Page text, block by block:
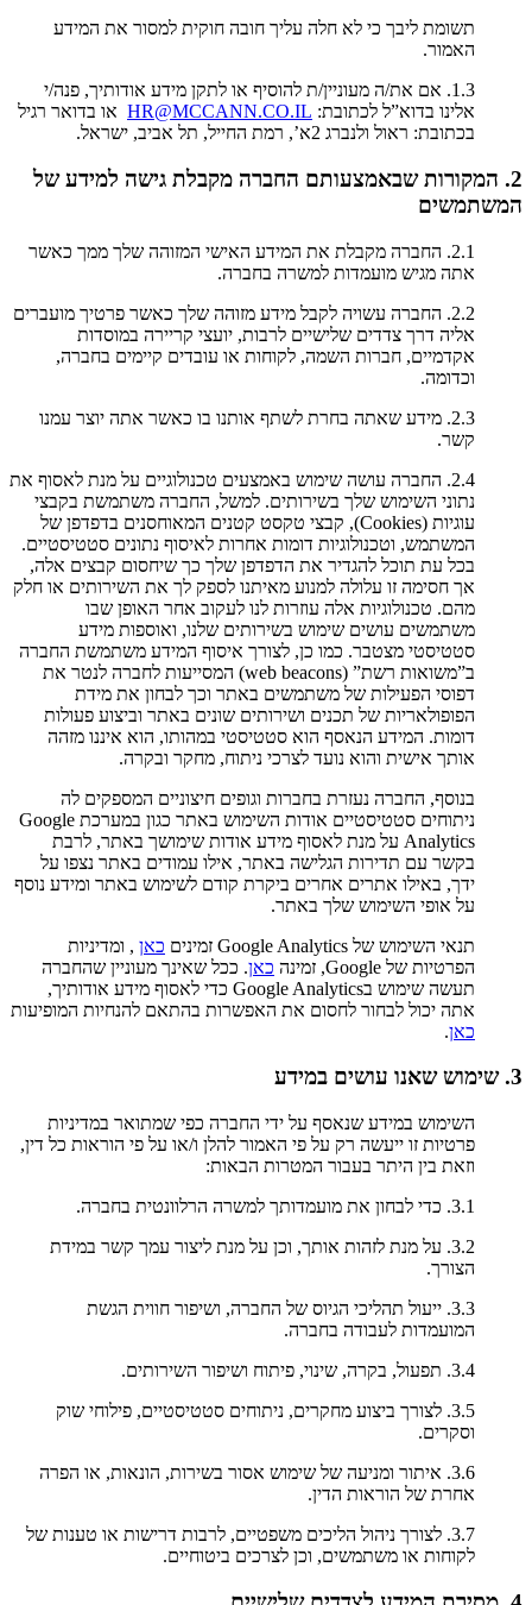
תשומת ליבך כי לא חלה עליך חובה חוקית למסור את המידע
האמור.
1.3. אם את/ה מעוניין/ת להוסיף או לתקן מידע אודותיך, פנה/י
אלינו בדוא”ל לכתובת: HR@MCCANN.CO.IL או בדואר רגיל
בכתובת: ראול ולנברג 2א’, רמת החייל, תל אביב, ישראל.
2. המקורות שבאמצעותם החברה מקבלת גישה למידע של
המשתמשים
2.1. החברה מקבלת את המידע האישי המזוהה שלך ממך כאשר
אתה מגיש מועמדות למשרה בחברה.
2.2. החברה עשויה לקבל מידע מזוהה שלך כאשר פרטיך מועברים
אליה דרך צדדים שלישיים לרבות, יועצי קריירה במוסדות
אקדמיים, חברות השמה, לקוחות או עובדים קיימים בחברה,
וכדומה.
2.3. מידע שאתה בחרת לשתף אותנו בו כאשר אתה יוצר עמנו
קשר.
2.4. החברה עושה שימוש באמצעים טכנולוגיים על מנת לאסוף את
נתוני השימוש שלך בשירותים. למשל, החברה משתמשת בקבצי
עוגיות (Cookies), קבצי טקסט קטנים המאוחסנים בדפדפן של
המשתמש, וטכנולוגיות דומות אחרות לאיסוף נתונים סטטיסטיים.
בכל עת תוכל להגדיר את הדפדפן שלך כך שיחסום קבצים אלה,
אך חסימה זו עלולה למנוע מאיתנו לספק לך את השירותים או חלק
מהם. טכנולוגיות אלה עוזרות לנו לעקוב אחר האופן שבו
משתמשים עושים שימוש בשירותים שלנו, ואוספות מידע
סטטיסטי מצטבר. כמו כן, לצורך איסוף המידע משתמשת החברה
ב”משואות רשת” (web beacons) המסייעות לחברה לנטר את
דפוסי הפעילות של משתמשים באתר וכך לבחון את מידת
הפופולאריות של תכנים ושירותים שונים באתר וביצוע פעולות
דומות. המידע הנאסף הוא סטטיסטי במהותו, הוא איננו מזהה
אותך אישית והוא נועד לצרכי ניתוח, מחקר ובקרה.
בנוסף, החברה נעזרת בחברות וגופים חיצוניים המספקים לה
ניתוחים סטטיסטיים אודות השימוש באתר כגון במערכת Google
Analytics על מנת לאסוף מידע אודות שימושך באתר, לרבת
בקשר עם תדירות הגלישה באתר, אילו עמודים באתר נצפו על
ידך, באילו אתרים אחרים ביקרת קודם לשימוש באתר ומידע נוסף
על אופי השימוש שלך באתר.
תנאי השימוש של Google Analytics זמינים
כאן , ומדיניות
הפרטיות של Google, זמינה
כאן. ככל שאינך מעוניין שהחברה
תעשה שימוש בGoogle Analytics כדי לאסוף מידע אודותיך,
אתה יכול לבחור לחסום את האפשרות בהתאם להנחיות המופיעות
כאן.
3. שימוש שאנו עושים במידע
השימוש במידע שנאסף על ידי החברה כפי שמתואר במדיניות
פרטיות זו ייעשה רק על פי האמור להלן ו/או על פי הוראות כל דין,
וזאת בין היתר בעבור המטרות הבאות:
3.1. כדי לבחון את מועמדותך למשרה הרלוונטית בחברה.
3.2. על מנת לזהות אותך, וכן על מנת ליצור עמך קשר במידת
הצורך.
3.3. ייעול תהליכי הגיוס של החברה, ושיפור חווית הגשת
המועמדות לעבודה בחברה.
3.4. תפעול, בקרה, שינוי, פיתוח ושיפור השירותים.
3.5. לצורך ביצוע מחקרים, ניתוחים סטטיסטיים, פילוחי שוק
וסקרים.
3.6. איתור ומניעה של שימוש אסור בשירות, הונאות, או הפרה
אחרת של הוראות הדין.
3.7. לצורך ניהול הליכים משפטיים, לרבות דרישות או טענות של
לקוחות או משתמשים, וכן לצרכים ביטוחיים.